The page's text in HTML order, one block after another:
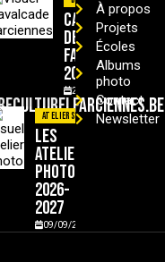
Cavalcade
de
Farciennes
2026
29/08/2026
Ateliers
Les
ateliers
photo
2026-
2027
09/09/2026
À propos
Projets
Écoles
Albums
photo
Contact
Newsletter